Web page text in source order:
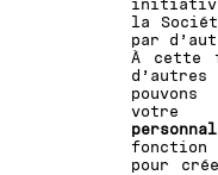
la
par
À cette
votre
fonction
pour